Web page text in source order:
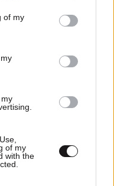
You may click to
its third-party tags to
in below Google
of my
of my
with the
Εξέταση με τον
19·03·2025 21:56
λες;;;